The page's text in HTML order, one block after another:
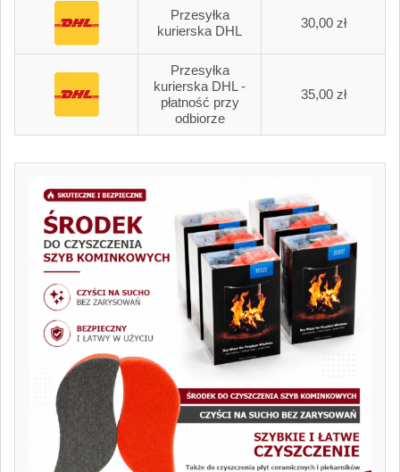
Przesyłka
kurierska DHL
30,00 zł
Przesyłka
kurierska DHL -
płatność przy
odbiorze
35,00 zł